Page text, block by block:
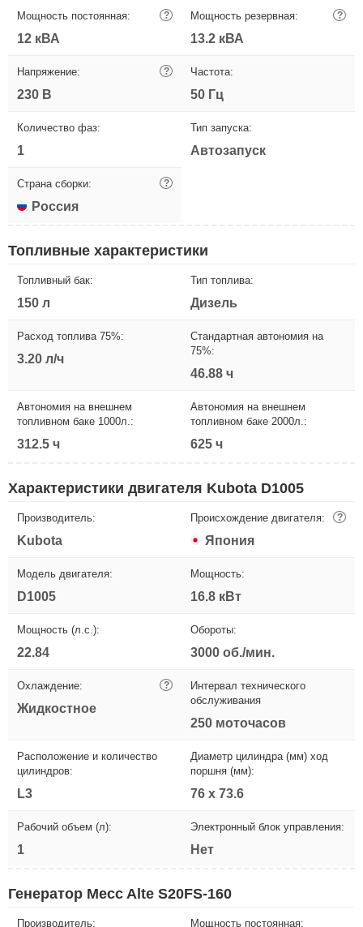
Мощность постоянная: ?
12 кВА
Мощность резервная: ?
13.2 кВА
Напряжение: ?
230 В
Частота:
50 Гц
Количество фаз:
1
Тип запуска:
Автозапуск
Страна сборки: ?
Россия
Топливные характеристики
Топливный бак:
150 л
Тип топлива:
Дизель
Расход топлива 75%:
3.20 л/ч
Стандартная автономия на
75%:
46.88 ч
Автономия на внешнем
топливном баке 1000л.:
312.5 ч
Автономия на внешнем
топливном баке 2000л.:
625 ч
Характеристики двигателя Kubota D1005
Производитель:
Kubota
Происхождение двигателя: ?
Япония
Модель двигателя:
D1005
Мощность:
16.8 кВт
Мощность (л.с.):
22.84
Обороты:
3000 об./мин.
Охлаждение: ?
Жидкостное
Интервал технического
обслуживания
250 моточасов
Расположение и количество
цилиндров:
L3
Диаметр цилиндра (мм) ход
поршня (мм):
76 х 73.6
Рабочий объем (л):
1
Электронный блок управления:
Нет
Генератор Mecc Alte S20FS-160
Производитель: Мощность постоянная: